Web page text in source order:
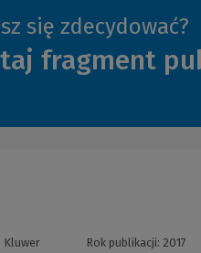
się zdecydować?
fragment
Kluwer
Rok publikacji: 2017